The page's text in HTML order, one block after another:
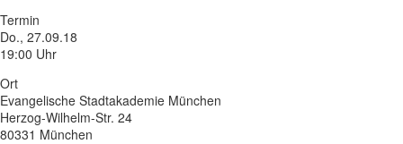
Termin
Do., 27.09.18
19:00 Uhr
Ort
Evangelische Stadtakademie München
Herzog-Wilhelm-Str. 24
80331 München